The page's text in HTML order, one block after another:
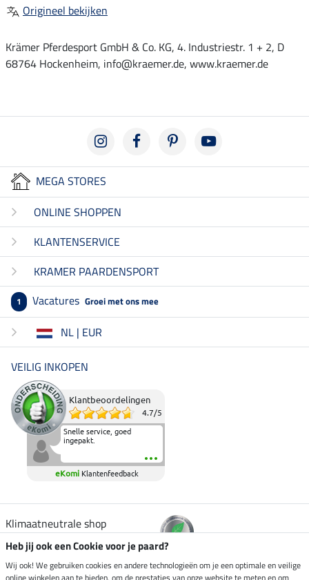
Origineel bekijken
Krämer Pferdesport GmbH & Co. KG, 4. Industriestr. 1 + 2, D
68764 Hockenheim, info@kraemer.de, www.kraemer.de
MEGA STORES
ONLINE SHOPPEN
KLANTENSERVICE
KRAMER PAARDENSPORT
1 Vacatures Groei met ons mee
NL | EUR
VEILIG INKOPEN
Klantbeoordelingen
4.7/5
Snelle service, goed
ingepakt.
eKomi Klantenfeedback
Klimaatneutrale shop
Verzending per
Heb jij ook een Cookie voor je paard?
Wij ook! We gebruiken cookies en andere technologieën om je een optimale en veilige